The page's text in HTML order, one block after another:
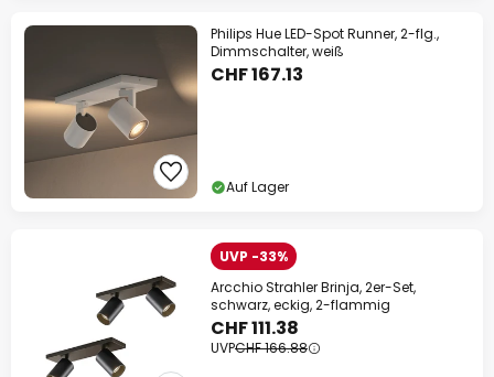
Philips Hue LED-Spot Runner, 2-flg.,
Dimmschalter, weiß
CHF 167.13
Auf Lager
UVP -33%
Arcchio Strahler Brinja, 2er-Set,
schwarz, eckig, 2-flammig
CHF 111.38
UVPCHF 166.88